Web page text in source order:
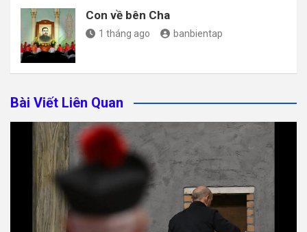
Con về bên Cha
1 tháng ago banbientap
Bài Viết Liên Quan